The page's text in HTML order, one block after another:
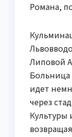
Романа,
Липовой
Больница
идет
через
Культуры